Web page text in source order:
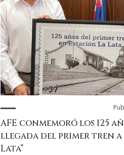
AFE conmemoró los 125
llegada del primer tren a
Lata”